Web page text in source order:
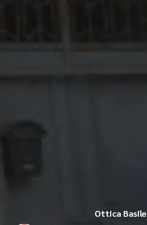
Ottica Basile